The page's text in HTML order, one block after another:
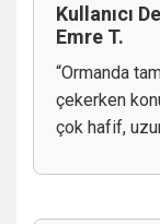
Kullanıcı
Emre T.
“Ormanda
çekerken
çok hafif,